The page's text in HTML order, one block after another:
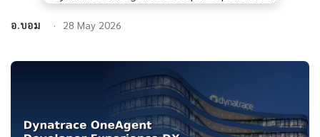
อ.บอม 28 May 2026